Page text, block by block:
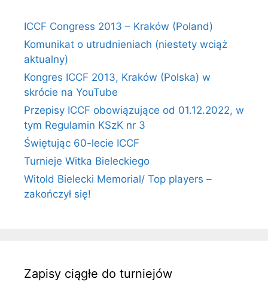
ICCF Congress 2013 – Kraków (Poland)
Komunikat o utrudnieniach (niestety wciąż
aktualny)
Kongres ICCF 2013, Kraków (Polska) w
skrócie na YouTube
Przepisy ICCF obowiązujące od 01.12.2022, w
tym Regulamin KSzK nr 3
Świętując 60-lecie ICCF
Turnieje Witka Bieleckiego
Witold Bielecki Memorial/ Top players –
zakończył się!
Zapisy ciągłe do turniejów